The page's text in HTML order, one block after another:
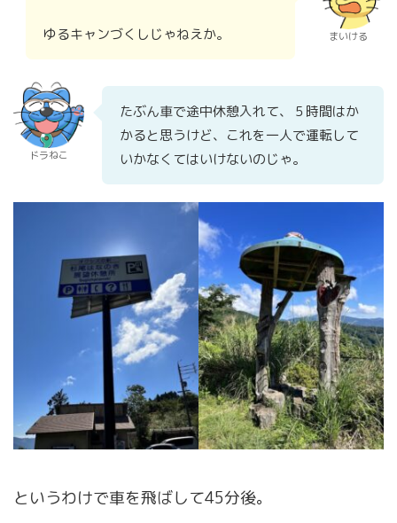
ゆるキャンづくしじゃねえか。 まいける
ドラねこ
たぶん車で途中休憩入れて、５時間はか
かると思うけど、これを一人で運転して
いかなくてはいけないのじゃ。
というわけで車を飛ばして45分後。